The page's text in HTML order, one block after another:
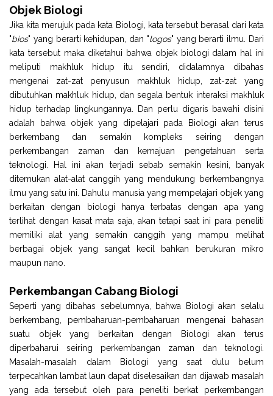
Objek Biologi
Jika kita merujuk pada kata Biologi, kata tersebut berasal dari kata
"bios" yang berarti kehidupan, dan "logos" yang berarti ilmu. Dari
kata tersebut maka diketahui bahwa objek biologi dalam hal ini
meliputi makhluk hidup itu sendiri, didalamnya dibahas
mengenai zat-zat penyusun makhluk hidup, zat-zat yang
dibutuhkan makhluk hidup, dan segala bentuk interaksi makhluk
hidup terhadap lingkungannya. Dan perlu digaris bawahi disini
adalah bahwa objek yang dipelajari pada Biologi akan terus
berkembang dan semakin kompleks seiring dengan
perkembangan zaman dan kemajuan pengetahuan serta
teknologi. Hal ini akan terjadi sebab semakin kesini, banyak
ditemukan alat-alat canggih yang mendukung berkembangnya
ilmu yang satu ini. Dahulu manusia yang mempelajari objek yang
berkaitan dengan biologi hanya terbatas dengan apa yang
terlihat dengan kasat mata saja, akan tetapi saat ini para peneliti
memiliki alat yang semakin canggih yang mampu melihat
berbagai objek yang sangat kecil bahkan berukuran mikro
maupun nano.
Perkembangan Cabang Biologi
Seperti yang dibahas sebelumnya, bahwa Biologi akan selalu
berkembang, pembaharuan-pembaharuan mengenai bahasan
suatu objek yang berkaitan dengan Biologi akan terus
diperbaharui seiring perkembangan zaman dan teknologi.
Masalah-masalah dalam Biologi yang saat dulu belum
terpecahkan lambat laun dapat diselesaikan dan dijawab masalah
yang ada tersebut oleh para peneliti berkat perkembangan